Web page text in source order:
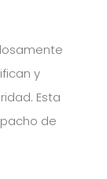
y
Esta
de